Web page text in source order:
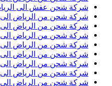
شركة شحن عفش الى
شركة شحن من الرياض الى
شركة شحن من الرياض الى
شركة شحن من الرياض الى
شركة شحن من الرياض الى
شركة شحن من الرياض الى
شركة شحن من الرياض الى
شركة شحن من الرياض الى
شركة شحن من الرياض